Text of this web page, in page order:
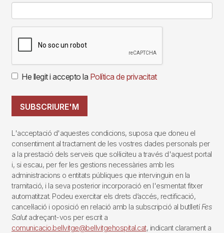
He llegit i accepto la Política de privacitat
SUBSCRIURE'M
L'acceptació d'aquestes condicions, suposa que doneu el
consentiment al tractament de les vostres dades personals per
a la prestació dels serveis que sol·liciteu a través d'aquest portal
i, si escau, per fer les gestions necessàries amb les
administracions o entitats públiques que intervinguin en la
tramitació, i la seva posterior incorporació en l'esmentat fitxer
automatitzat. Podeu exercitar els drets d’accés, rectificació,
cancel·lació i oposició en relació amb la subscripció al butlletí Fes
Salutadreçant-vos per escrit a
comunicacio.bellvitge@bellvitgehospital.cat, indicant clarament a